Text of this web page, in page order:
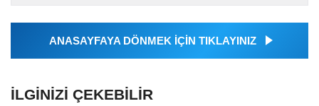
Ajansı tarafından...
ANASAYFAYA DÖNMEK İÇİN TIKLAYINIZ
İLGINIZI ÇEKEBILIR